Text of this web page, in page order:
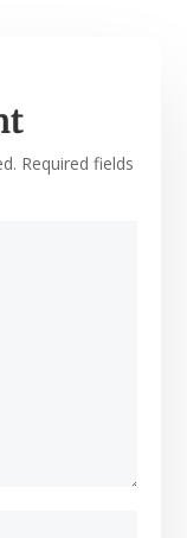
Required fields